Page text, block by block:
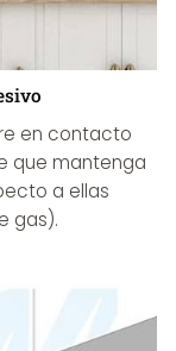
en contacto
que mantenga
a ellas
gas).